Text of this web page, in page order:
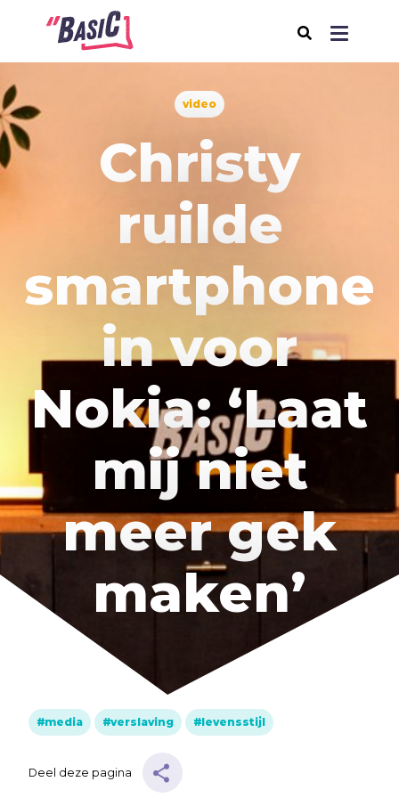
Over BasiC
Programma's
BasiC Let’s Move
BasiC Move It
BasiC Movement
Expeditie Klooster
Samenleving
Seksualiteit
Muziek
Geloof
Internationaal
Identiteit
Denkprikkel
Alle onderwerpen
A Advent
video
Christy
ruilde
smartphone
in voor
Nokia: ‘Laat
mij niet
meer gek
maken’
media verslaving levensstijl
Deel deze pagina